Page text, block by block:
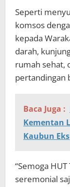
Seperti
komsos
kepada
darah,
rumah sehat,
pertandingan
Baca Juga :
Kementan
Kaubun
“Semoga
seremonial